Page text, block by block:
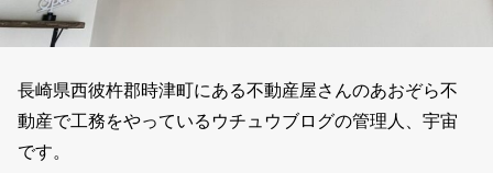
長崎県西彼杵郡時津町にある不動産屋さんのあおぞら不
動産で工務をやっているウチュウブログの管理人、宇宙
です。